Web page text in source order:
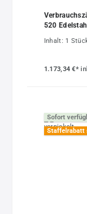
520
Inhalt: 1
1.173,34 €*
Sofort
Staffelrabatt